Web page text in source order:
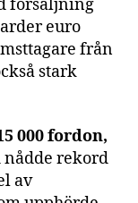
försäljning
euro
från
stark
000 fordon,
nådde rekord
av